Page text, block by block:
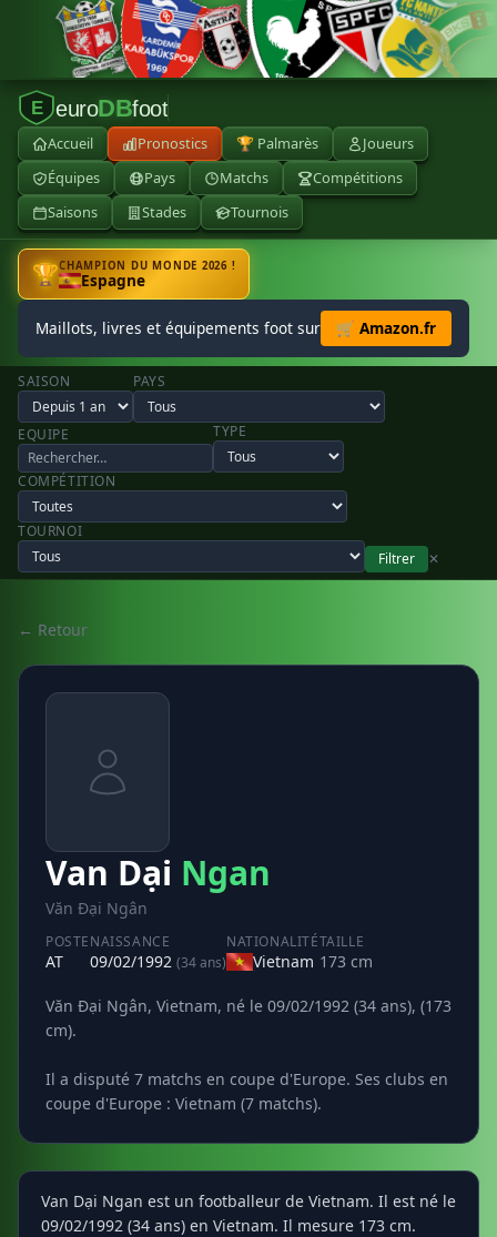
E euroDBfoot
Accueil Pronostics 🏆 Palmarès
Joueurs
Équipes
Pays Matchs
Compétitions
Saisons
Stades Tournois
🏆CHAMPION DU MONDE 2026 !
Espagne
Maillots, livres et équipements foot sur 🛒 Amazon.fr
SAISON PAYS
EQUIPE TYPE
COMPÉTITION
TOURNOI
Filtrer
✕
← Retour
Van Dại Ngan
Văn Đại Ngân
POSTE
AT
NAISSANCE
09/02/1992 (34 ans)
NATIONALITÉ
Vietnam
TAILLE
173 cm
Văn Đại Ngân, Vietnam, né le 09/02/1992 (34 ans), (173
cm).
Il a disputé 7 matchs en coupe d'Europe. Ses clubs en
coupe d'Europe : Vietnam (7 matchs).
Van Dại Ngan est un footballeur de Vietnam. Il est né le
09/02/1992 (34 ans) en Vietnam. Il mesure 173 cm.